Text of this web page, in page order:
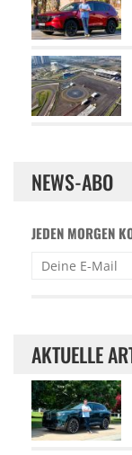
NEWS-ABO
JEDEN MORGEN
AKTUELLE